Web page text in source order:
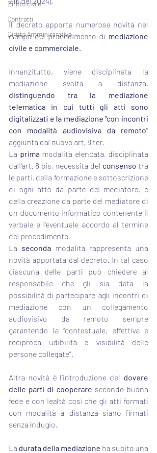
Diritto civile
Contratti
Diritto Amministrativo
Il decreto apporta numerose novità nel
campo del procedimento di mediazione
civile e commerciale.
Innanzitutto, viene disciplinata la
distinguendo tra la mediazione
telematica in cui tutti gli atti sono
digitalizzati e la mediazione “con incontri
aggiunta dal nuovo art, 8 ter.
La prima modalità elencata, disciplinata
dall’art. 8 bis, necessita del consenso tra
le parti, della formazione e sottoscrizione
di ogni atto da parte del mediatore, e
della creazione da parte del mediatore di
un documento informatico contenente il
verbale e l’eventuale accordo al termine
del procedimento.
La seconda modalità rappresenta una
novità apportata dal decreto. In tal caso
ciascuna delle parti può chiedere al
responsabile che gli sia data la
possibilità di partecipare agli incontri di
mediazione con un collegamento
audiovisivo da remoto sempre
garantendo la “contestuale, effettiva e
reciproca udibilità e visibilità delle
persone collegate”.
Altra novità è l’introduzione del dovere
delle parti di cooperare secondo buona
fede e con lealtà così che gli atti formati
con modalità a distanza siano firmati
senza indugio.
La durata della mediazione ha subito una